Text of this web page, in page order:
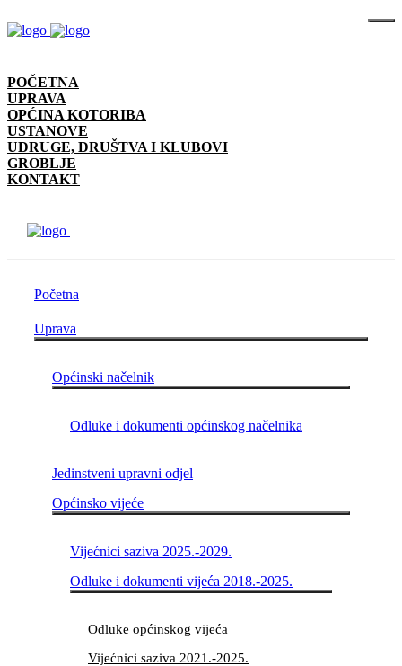
POČETNA
UPRAVA
OPĆINA KOTORIBA
USTANOVE
UDRUGE, DRUŠTVA I KLUBOVI
GROBLJE
KONTAKT
Početna
Uprava
Općinski načelnik
Odluke i dokumenti općinskog načelnika
Jedinstveni upravni odjel
Općinsko vijeće
Vijećnici saziva 2025.-2029.
Odluke i dokumenti vijeća 2018.-2025.
Odluke općinskog vijeća
Vijećnici saziva 2021.-2025.